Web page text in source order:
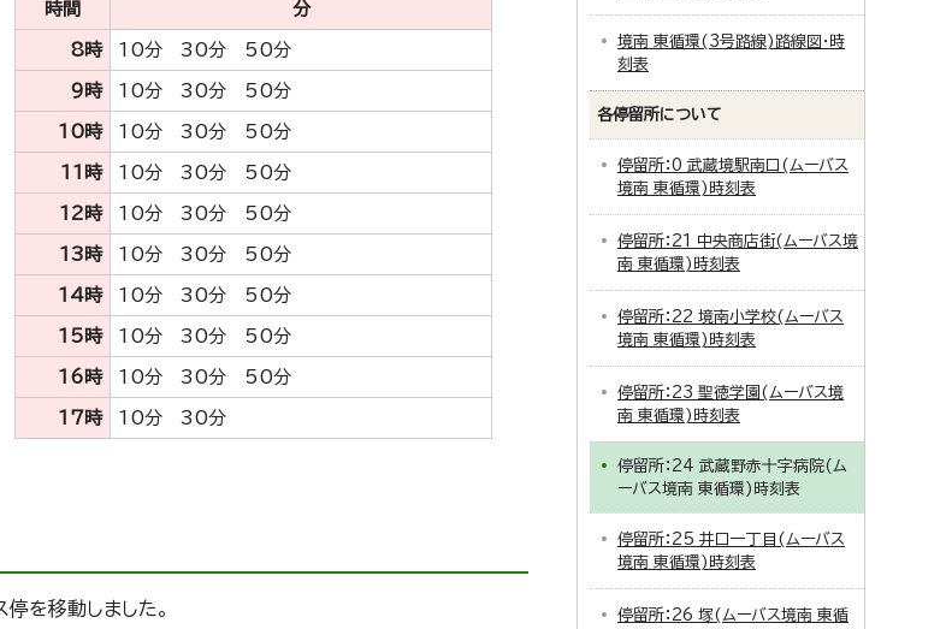
時間 分
8時 10分 30分 50分
9時 10分 30分 50分
10時 10分 30分 50分
11時 10分 30分 50分
12時 10分 30分 50分
13時 10分 30分 50分
14時 10分 30分 50分
15時 10分 30分 50分
16時 10分 30分 50分
17時 10分 30分
を移動しました。
境南 東循環(3号路線)路線図・時
刻表
各停留所について
停留所：0 武蔵境駅南口(ムーバス
境南 東循環)時刻表
停留所：21 中央商店街(ムーバス境
南 東循環)時刻表
停留所：22 境南小学校(ムーバス
境南 東循環)時刻表
停留所：23 聖徳学園(ムーバス境
南 東循環)時刻表
停留所：24 武蔵野赤十字病院(ム
ーバス境南 東循環)時刻表
停留所：25 井口一丁目(ムーバス
境南 東循環)時刻表
停留所：26 塚(ムーバス境南 東循